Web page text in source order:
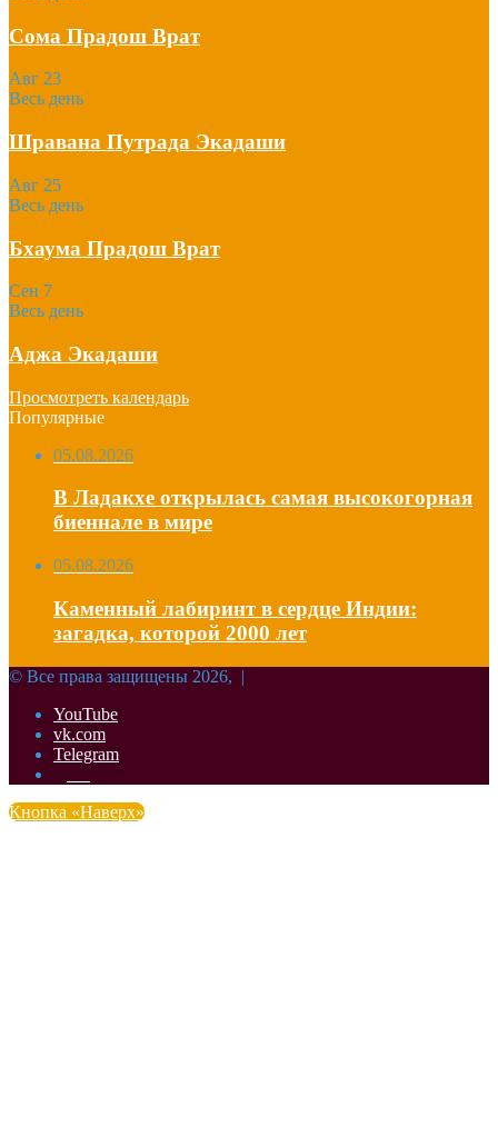
Сома Прадош Врат
Авг 23
Весь день
Шравана Путрада Экадаши
Авг 25
Весь день
Бхаума Прадош Врат
Сен 7
Весь день
Аджа Экадаши
Просмотреть календарь
Популярные
05.08.2026
В Ладакхе открылась самая высокогорная
биеннале в мире
05.08.2026
Каменный лабиринт в сердце Индии:
загадка, которой 2000 лет
© Все права защищены 2026, |
YouTube
vk.com
Telegram
Кнопка «Наверх»